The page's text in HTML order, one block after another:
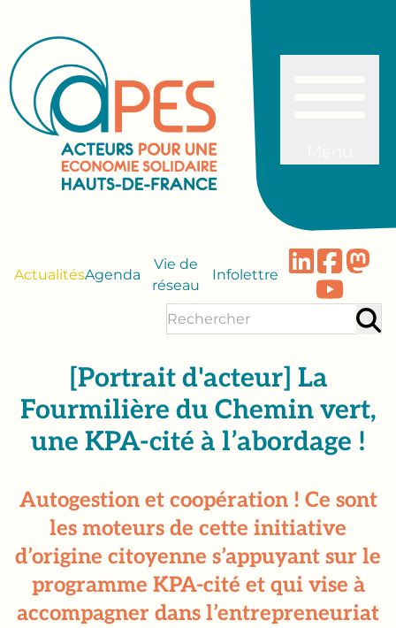
ActualitésAgenda
Vie de
réseau
Infolettre
[Portrait d'acteur] La
Fourmilière du Chemin vert,
une KPA-cité à l’abordage !
Autogestion et coopération ! Ce sont
les moteurs de cette initiative
d’origine citoyenne s’appuyant sur le
programme KPA-cité et qui vise à
accompagner dans l’entrepreneuriat